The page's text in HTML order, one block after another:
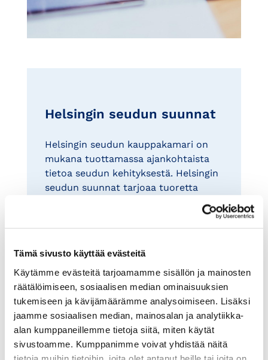
Tämä sivusto käyttää evästeitä
Käytämme evästeitä tarjoamamme sisällön ja mainosten
räätälöimiseen, sosiaalisen median ominaisuuksien
tukemiseen ja kävijämäärämme analysoimiseen. Lisäksi
jaamme sosiaalisen median, mainosalan ja analytiikka-
alan kumppaneillemme tietoja siitä, miten käytät
sivustoamme. Kumppanimme voivat yhdistää näitä
Helsingin seudun suunnat
Helsingin seudun kauppakamari on
mukana tuottamassa ajankohtaista
tietoa seudun kehityksestä. Helsingin
seudun suunnat tarjoaa tuoretta
hyvinvoinnista, liikenteestä,
väestöstä. Ajankohtaiskatsaus
päivittyy neljä kertaa vuodessa.
Helsingin seudun suunnat